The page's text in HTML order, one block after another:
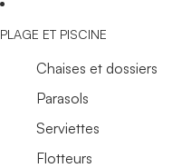
PLAGE ET PISCINE
Chaises et dossiers
Parasols
Serviettes
Flotteurs